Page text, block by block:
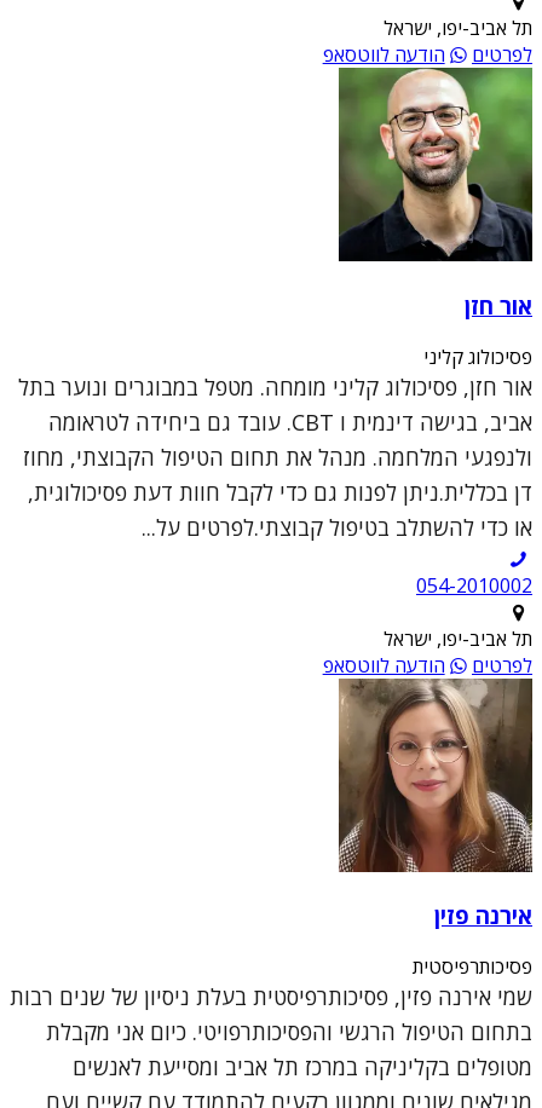
תל אביב-יפו, ישראל
לפרטים
הודעה לווטסאפ
אור חזן
פסיכולוג קליני
אור חזן, פסיכולוג קליני מומחה. מטפל במבוגרים ונוער בתל
אביב, בגישה דינמית ו CBT. עובד גם ביחידה לטראומה
ולנפגעי המלחמה. מנהל את תחום הטיפול הקבוצתי, מחוז
דן בכללית.ניתן לפנות גם כדי לקבל חוות דעת פסיכולוגית,
או כדי להשתלב בטיפול קבוצתי.לפרטים על...
054-2010002
תל אביב-יפו, ישראל
לפרטים
הודעה לווטסאפ
אירנה פזין
פסיכותרפיסטית
שמי אירנה פזין, פסיכותרפיסטית בעלת ניסיון של שנים רבות
בתחום הטיפול הרגשי והפסיכותרפויטי. כיום אני מקבלת
מטופלים בקליניקה במרכז תל אביב ומסייעת לאנשים
מגילאים שונים וממגוון רקעים להתמודד עם קשיים ועם